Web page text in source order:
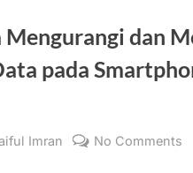
Mengurangi dan
pada
Imran No Comments